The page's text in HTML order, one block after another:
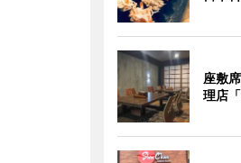
座敷
理店